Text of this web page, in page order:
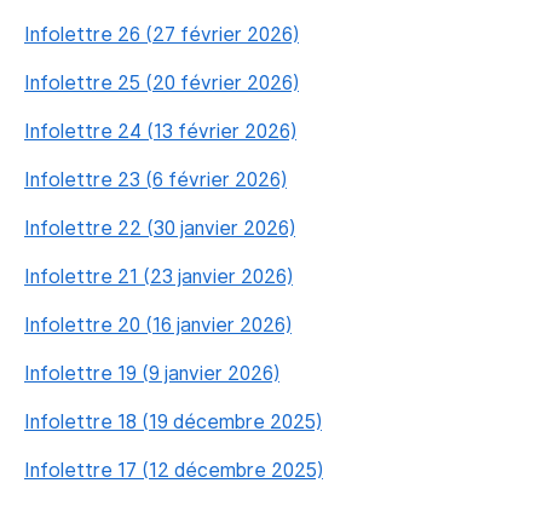
Infolettre 26 (27 février 2026)
Infolettre 25 (20 février 2026)
Infolettre 24 (13 février 2026)
Infolettre 23 (6 février 2026)
Infolettre 22 (30 janvier 2026)
Infolettre 21 (23 janvier 2026)
Infolettre 20 (16 janvier 2026)
Infolettre 19 (9 janvier 2026)
Infolettre 18 (19 décembre 2025)
Infolettre 17 (12 décembre 2025)